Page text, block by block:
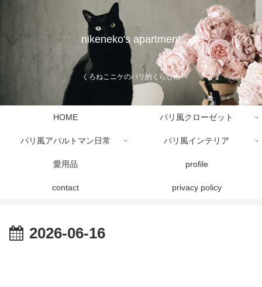
nikeneko's apartment
くろねこニケのパリ的くらし術
HOME パリ風クローゼット
パリ風アパルトマン日常 パリ風インテリア
愛用品 profile
contact privacy policy
2026-06-16